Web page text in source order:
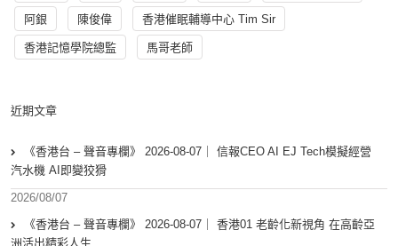
阿銀 陳俊偉 香港催眠輔導中心 Tim Sir
香港記憶學院總監 馬哥老師
近期文章
《香港台 – 聲音專欄》 2026-08-07｜ 信報CEO AI EJ Tech模擬經營
汽水機 AI即變狡猾
2026/08/07
《香港台 – 聲音專欄》 2026-08-07｜ 香港01 老齡化新視角 在高齡亞
洲活出精彩人生